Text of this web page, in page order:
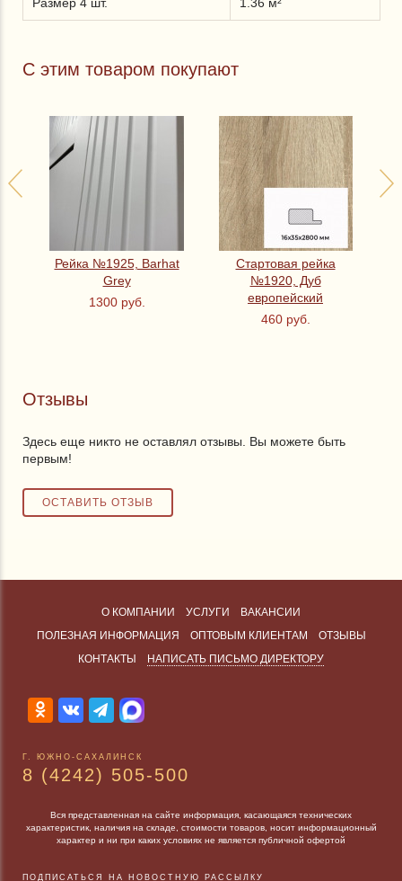
С этим товаром покупают
Рейка №1925, Barhat
Grey
1300 руб.
Стартовая рейка
№1920, Дуб
европейский
460 руб.
Отзывы
Здесь еще никто не оставлял отзывы. Вы можете быть
первым!
О КОМПАНИИ УСЛУГИ
ВАКАНСИИ
ПОЛЕЗНАЯ ИНФОРМАЦИЯ
ОПТОВЫМ КЛИЕНТАМ
ОТЗЫВЫ
КОНТАКТЫ
НАПИСАТЬ ПИСЬМО ДИРЕКТОРУ
Г. ЮЖНО-САХАЛИНСК
8 (4242) 505-500
Вся представленная на сайте информация, касающаяся технических
характеристик, наличия на складе, стоимости товаров, носит информационный
характер и ни при каких условиях не является публичной офертой
ПОДПИСАТЬСЯ НА НОВОСТНУЮ РАССЫЛКУ